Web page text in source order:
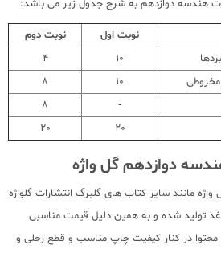
هندسه دوازدهم به شرح جدول زیر می باشد:
نوبت اول
نوبت دوم
10
4
10
8
-
8
20
20
دوازدهم گل واژه
مانند سایر کتاب های گلبرگ انتشارات گلواژه
تولید شده و به همین دلیل قیمت مناسبی
محتوا در کنار کیفیت چاپ مناسب و قطع رحلی و